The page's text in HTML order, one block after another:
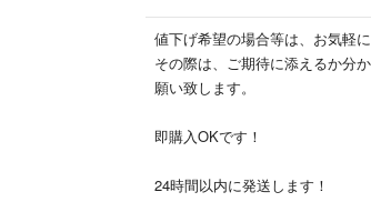
値下げ希望の場合等は、お気軽
その際は、ご期待に添えるか分
願い致します。
即購入OKです！
24時間以内に発送します！